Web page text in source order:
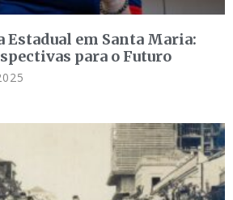
Estadual em Santa Maria:
para o Futuro